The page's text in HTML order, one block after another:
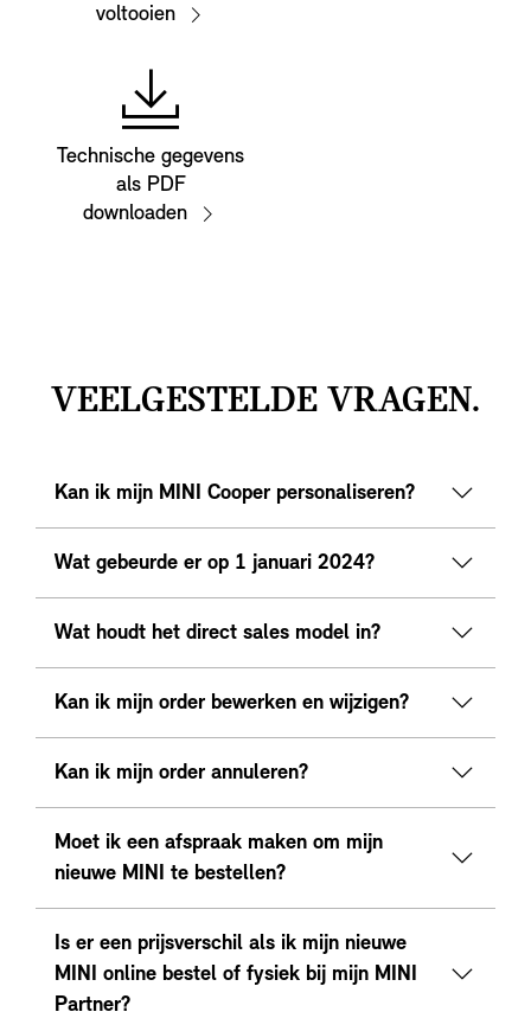
voltooien
Technische gegevens
als PDF
downloaden
VEELGESTELDE VRAGEN.
Kan ik mijn MINI Cooper personaliseren?
Wat gebeurde er op 1 januari 2024?
Wat houdt het direct sales model in?
Kan ik mijn order bewerken en wijzigen?
Kan ik mijn order annuleren?
Moet ik een afspraak maken om mijn
nieuwe MINI te bestellen?
Is er een prijsverschil als ik mijn nieuwe
MINI online bestel of fysiek bij mijn MINI
Partner?